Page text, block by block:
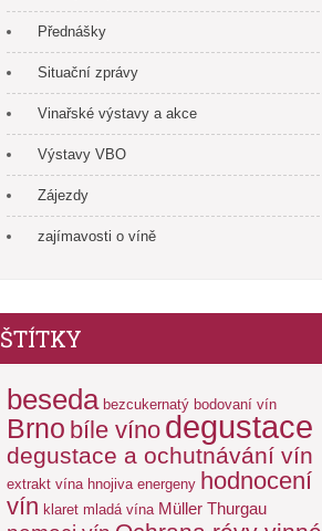
Přednášky
Situační zprávy
Vinařské výstavy a akce
Výstavy VBO
Zájezdy
zajímavosti o víně
ŠTÍTKY
beseda bezcukernatý bodovaní vín
Brno bíle víno degustace
degustace a ochutnávání vín
extrakt vína hnojiva energeny hodnocení
vín klaret mladá vína Müller Thurgau